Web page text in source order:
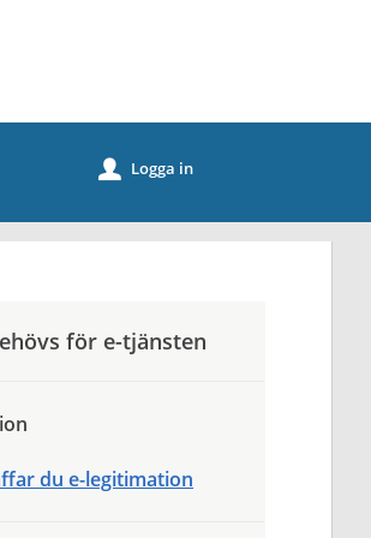
u Logga in
för e-tjänsten
du e-legitimation